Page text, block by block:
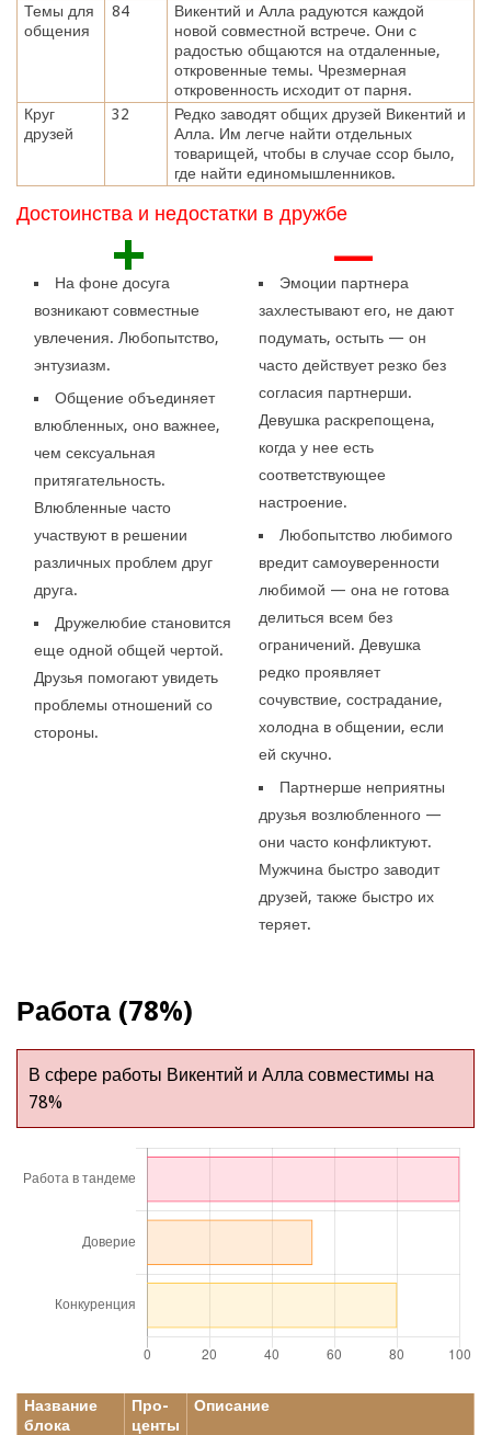
Темы для
общения
84
Викентий и Алла радуются каждой
новой совместной встрече. Они с
радостью общаются на отдаленные,
откровенные темы. Чрезмерная
откровенность исходит от парня.
Круг
друзей
32
Редко заводят общих друзей Викентий и
Алла. Им легче найти отдельных
товарищей, чтобы в случае ссор было,
где найти единомышленников.
Достоинства и недостатки в дружбе
+
На фоне досуга
возникают совместные
увлечения. Любопытство,
энтузиазм.
Общение объединяет
влюбленных, оно важнее,
чем сексуальная
притягательность.
Влюбленные часто
участвуют в решении
различных проблем друг
друга.
Дружелюбие становится
еще одной общей чертой.
Друзья помогают увидеть
проблемы отношений со
стороны.
—
Эмоции партнера
захлестывают его, не дают
подумать, остыть — он
часто действует резко без
согласия партнерши.
Девушка раскрепощена,
когда у нее есть
соответствующее
настроение.
Любопытство любимого
вредит самоуверенности
любимой — она не готова
делиться всем без
ограничений. Девушка
редко проявляет
сочувствие, сострадание,
холодна в общении, если
ей скучно.
Партнерше неприятны
друзья возлюбленного —
они часто конфликтуют.
Мужчина быстро заводит
друзей, также быстро их
теряет.
Работа (78%)
В сфере работы Викентий и Алла совместимы на
78%
Название
блока
Про-
центы
Описание